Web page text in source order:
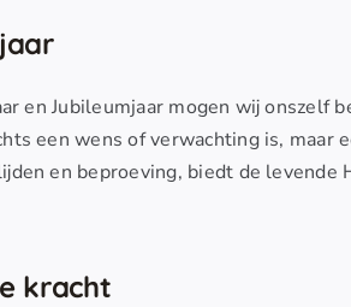
en Jubileumjaar mogen wij onszelf
een wens of verwachting is, maar
en beproeving, biedt de
kracht